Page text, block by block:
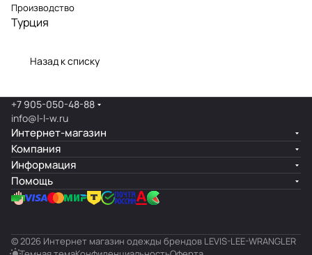
Производство
Турция
Назад к списку
+7 905-050-48-88
info@l-l-w.ru
Интернет-магазин
Компания
Информация
Помощь
© 2026 Интернет магазин одежды брендов LEVIS-LEE-WRANGLER